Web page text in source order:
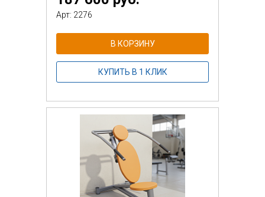
Арт: 2276
В КОРЗИНУ
КУПИТЬ В 1 КЛИК